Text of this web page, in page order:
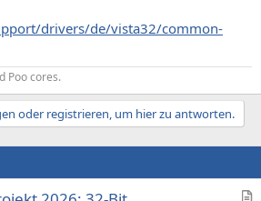
drivers/de/vista32/common-
Poo cores.
oder registrieren, um hier zu antworten.